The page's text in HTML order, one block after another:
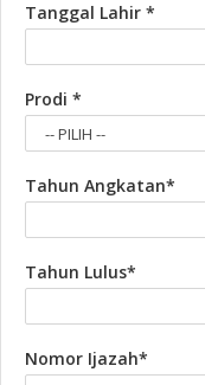
Tanggal Lahir *
Prodi *
Tahun Angkatan*
Tahun Lulus*
Nomor Ijazah*